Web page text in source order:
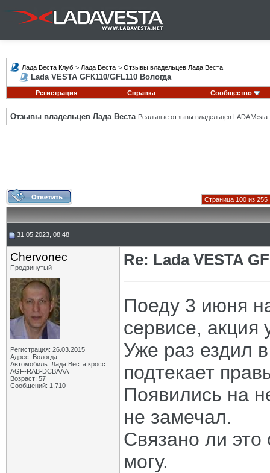
Лада Веста Клуб > Лада Веста > Отзывы владельцев Лада Веста
Lada VESTA GFК110/GFL110 Вологда
Регистрация Справка Сообщество
Отзывы владельцев Лада Веста Реальные отзывы владельцев LADA Vesta.
Страница 100 из 255
31.05.2023, 08:48
Chervonec
Продвинутый
Регистрация: 26.03.2015
Адрес: Вологда
Автомобиль: Лада Веста кросс
AGF-RAB-DCBAAA
Возраст: 57
Сообщений: 1,710
Re: Lada VESTA
Поеду 3 июня
сервисе, акция
Уже раз ездил
подтекает
Появились на
не замечал.
Связано ли это
могу.